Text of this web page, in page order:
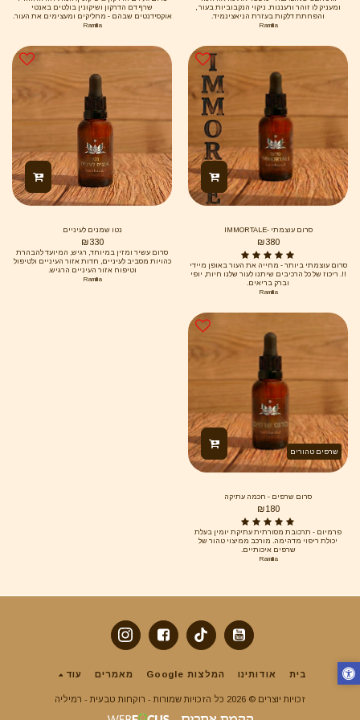
ומעניק לו זוהר ורעננות. ניקוי הנקבוביות בעור ,
והפחתת דלקות בעזרת הניאצינמיד.
Ramilia
שרף דם הדרקון ושיקונין בולטים באנטי
אוקסידנטים שבהם - מחליקים ומעצימים את העור.
כמה אדום ככה עוצמתי!!
Ramilia
סרום עוצמתי -IMMORTALE
₪380
סרום עוצמתי ביותר - מחייה את העור באופן מיידי
!!. ריכוז של כל הרכיבים שיתנו לעור שלנו חיות, יופי
וברק בריאים.
Ramilia
נטו שמנים לעיניים
₪330
סרום עשיר ומזין במיוחד, רגיש, המיועד להבהרת
כהויות מסביב לעיניים, חדות אזור העיניים ולטיפול
וטיפוח אזור העיניים הרגיש.
Ramilia
שרפים טהורים
סרום שרפים - חכמה עתיקה
₪180
פרמיום - תרכובת מסורתית עתיקת יומין בעלת
יכולת ריפוי מדהימה. מורכב ממיצוי טהור של
שרפים איכותיים.
Ramilia
בית אודותינו המלצות Google מאמרים עוד
זכויות יוצרים © 2026 כל הזכויות שמורות - רוקחות טבעית - רמיליה